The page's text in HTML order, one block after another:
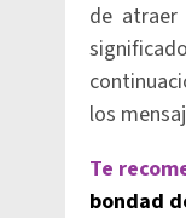
de atraer
los
Te
bondad